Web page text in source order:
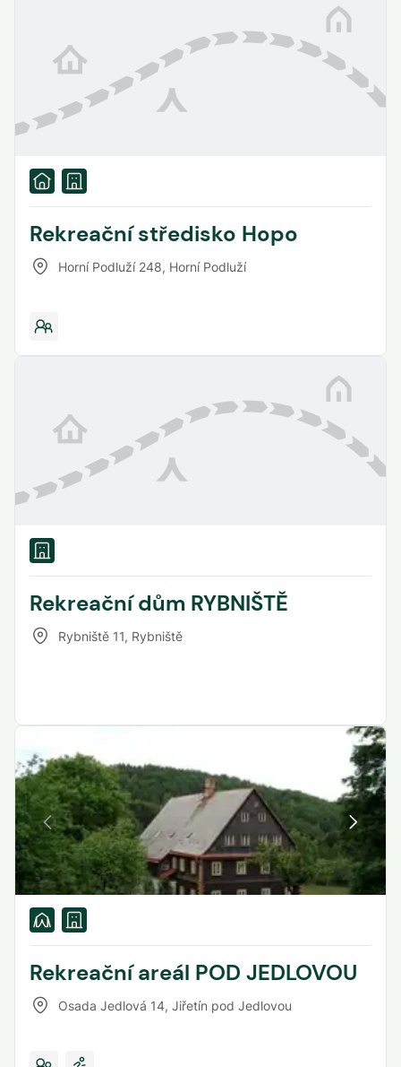
Rekreační středisko Hopo
Horní Podluží 248, Horní Podluží
Rekreační dům RYBNIŠTĚ
Rybniště 11, Rybniště
Rekreační areál POD JEDLOVOU
Osada Jedlová 14, Jiřetín pod Jedlovou